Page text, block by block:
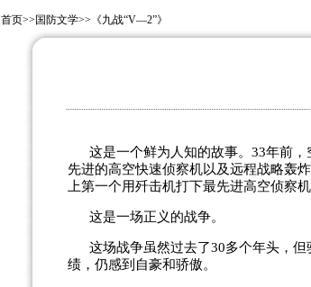
首页>> 国防文学>> 《九战“V—2”》
这是一个鲜为人知的故事。 33年前，
先进的高空快速侦察机以及远程战略轰
上第一个用歼击机打下最先进高空侦察
这是一场正义的战争。
这场战争虽然过去了30多个年头，
绩，仍感到自豪和骄傲。